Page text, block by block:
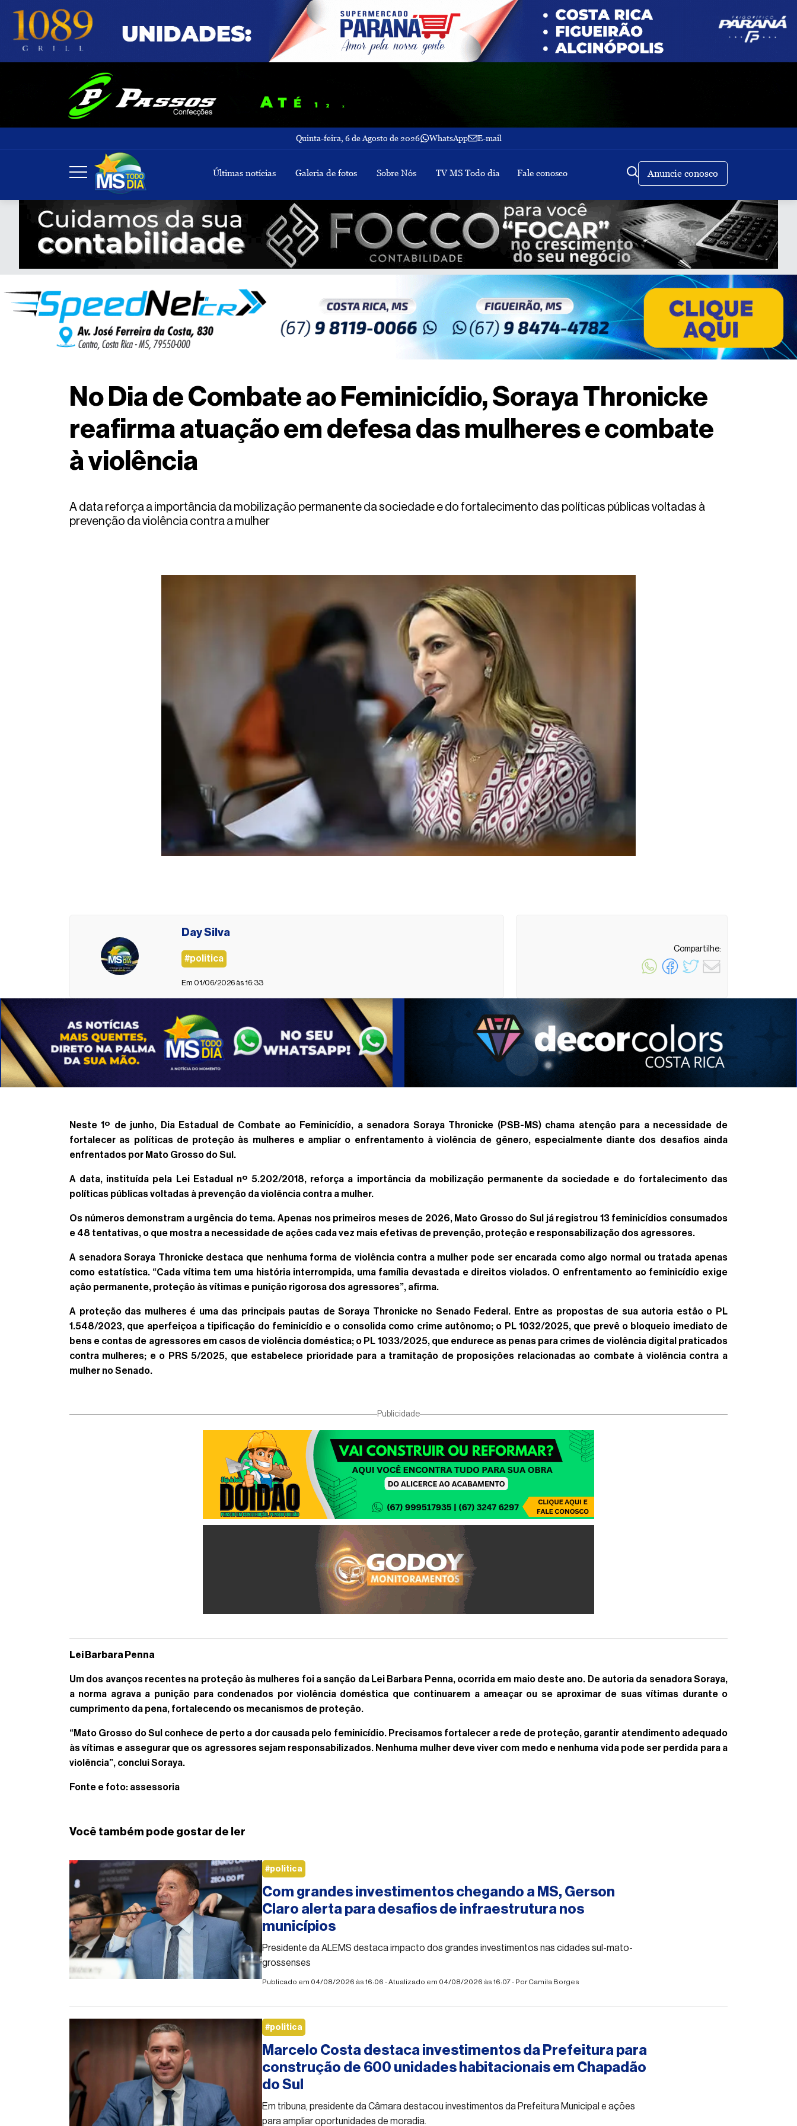
Quinta-feira, 6 de Agosto de 2026 WhatsApp E-mail
Últimas notícias Galeria de fotos Sobre Nós TV MS Todo dia Fale conosco Anuncie conosco
Buscar
No Dia de Combate ao Feminicídio, Soraya Thronicke
reafirma atuação em defesa das mulheres e combate
à violência
A data reforça a importância da mobilização permanente da sociedade e do fortalecimento das políticas públicas voltadas à
prevenção da violência contra a mulher
Day Silva
#politica
Em 01/06/2026 às 16:33
Compartilhe:
Neste 1º de junho, Dia Estadual de Combate ao Feminicídio, a senadora Soraya Thronicke (PSB-MS) chama atenção para a necessidade de
fortalecer as políticas de proteção às mulheres e ampliar o enfrentamento à violência de gênero, especialmente diante dos desafios ainda
enfrentados por Mato Grosso do Sul.
A data, instituída pela Lei Estadual nº 5.202/2018, reforça a importância da mobilização permanente da sociedade e do fortalecimento das
políticas públicas voltadas à prevenção da violência contra a mulher.
Os números demonstram a urgência do tema. Apenas nos primeiros meses de 2026, Mato Grosso do Sul já registrou 13 feminicídios consumados
e 48 tentativas, o que mostra a necessidade de ações cada vez mais efetivas de prevenção, proteção e responsabilização dos agressores.
A senadora Soraya Thronicke destaca que nenhuma forma de violência contra a mulher pode ser encarada como algo normal ou tratada apenas
como estatística. “Cada vítima tem uma história interrompida, uma família devastada e direitos violados. O enfrentamento ao feminicídio exige
ação permanente, proteção às vítimas e punição rigorosa dos agressores”, afirma.
A proteção das mulheres é uma das principais pautas de Soraya Thronicke no Senado Federal. Entre as propostas de sua autoria estão o PL
1.548/2023, que aperfeiçoa a tipificação do feminicídio e o consolida como crime autônomo; o PL 1032/2025, que prevê o bloqueio imediato de
bens e contas de agressores em casos de violência doméstica; o PL 1033/2025, que endurece as penas para crimes de violência digital praticados
contra mulheres; e o PRS 5/2025, que estabelece prioridade para a tramitação de proposições relacionadas ao combate à violência contra a
mulher no Senado.
Publicidade
Lei Barbara Penna
Um dos avanços recentes na proteção às mulheres foi a sanção da Lei Barbara Penna, ocorrida em maio deste ano. De autoria da senadora Soraya,
a norma agrava a punição para condenados por violência doméstica que continuarem a ameaçar ou se aproximar de suas vítimas durante o
cumprimento da pena, fortalecendo os mecanismos de proteção.
“Mato Grosso do Sul conhece de perto a dor causada pelo feminicídio. Precisamos fortalecer a rede de proteção, garantir atendimento adequado
às vítimas e assegurar que os agressores sejam responsabilizados. Nenhuma mulher deve viver com medo e nenhuma vida pode ser perdida para a
violência”, conclui Soraya.
Fonte e foto: assessoria
Você também pode gostar de ler
Com grandes investimentos chegando a MS, Gerson
Claro alerta para desafios de infraestrutura nos
municípios
Presidente da ALEMS destaca impacto dos grandes investimentos nas cidades sul-mato-
grossenses
Publicado em 04/08/2026 às 16:06 - Atualizado em 04/08/2026 às 16:07 - PorCamila Borges
#politica
Marcelo Costa destaca investimentos da Prefeitura para
construção de 600 unidades habitacionais em Chapadão
do Sul
Em tribuna, presidente da Câmara destacou investimentos da Prefeitura Municipal e ações
para ampliar oportunidades de moradia.
#politica